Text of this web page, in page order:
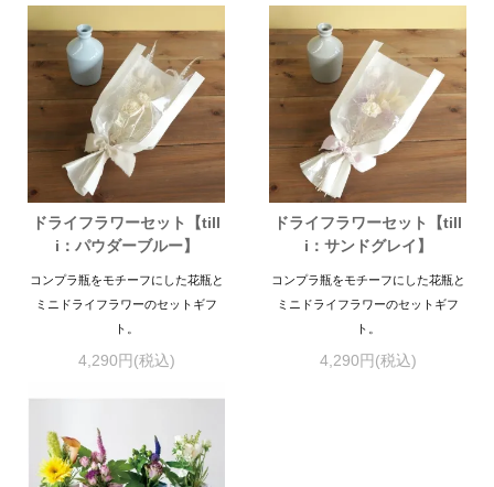
ドライフラワーセット【till
i：パウダーブルー】
コンプラ瓶をモチーフにした花瓶と
ミニドライフラワーのセットギフ
ト。
4,290円(税込)
ドライフラワーセット【till
i：サンドグレイ】
コンプラ瓶をモチーフにした花瓶と
ミニドライフラワーのセットギフ
ト。
4,290円(税込)